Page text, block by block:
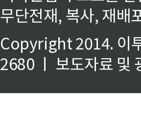
무단전재, 복사, 재배
Copyright 2014. 이
2680 ㅣ 보도자료